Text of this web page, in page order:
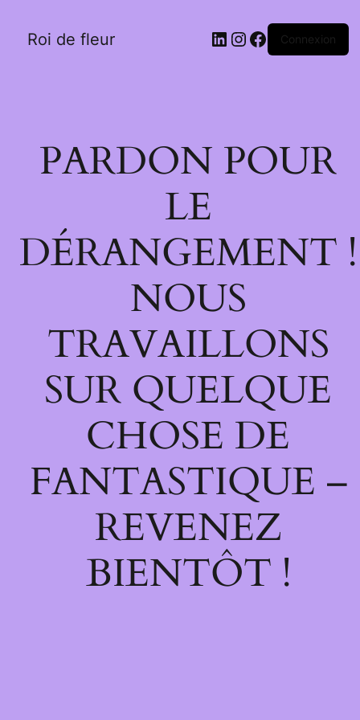
Roi de fleur LinkedIn
Instagram
Facebook
Connexion
PARDON POUR
LE
DÉRANGEMENT !
NOUS
TRAVAILLONS
SUR QUELQUE
CHOSE DE
FANTASTIQUE –
REVENEZ
BIENTÔT !